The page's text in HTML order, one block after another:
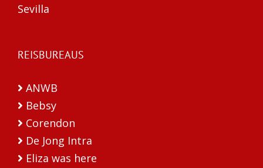
Sevilla
REISBUREAUS
ANWB
Bebsy
Corendon
De Jong Intra
Eliza was here